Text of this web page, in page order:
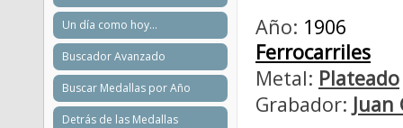
Año: 1906
Ferrocarriles
Metal: Plateado
Grabador:
Un día como hoy...
Buscador Avanzado
Buscar Medallas por Año
Detrás de las Medallas